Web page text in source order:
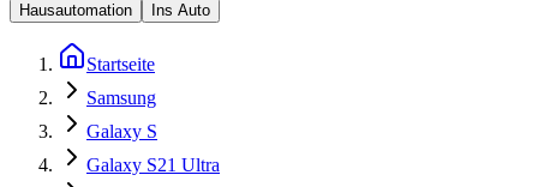
Hausautomation
Ins Auto
Startseite
Samsung
Galaxy S
Galaxy S21 Ultra